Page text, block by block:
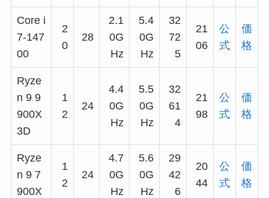
Core i
7-147
00
2
0
28
2.1
0G
Hz
5.4
0G
Hz
32
72
5
21
06
公
式
価
格
Ryze
n 9 9
900X
3D
1
2
24
4.4
0G
Hz
5.5
0G
Hz
32
61
4
21
98
公
式
価
格
Ryze
n 9 7
900X
1
2
24
4.7
0G
Hz
5.6
0G
Hz
29
42
6
20
44
公
式
価
格